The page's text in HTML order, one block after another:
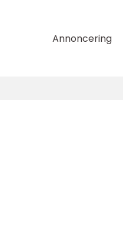
Annoncering